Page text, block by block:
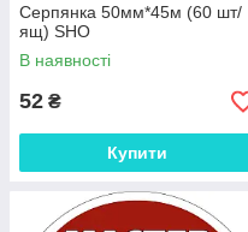
Серпянка 50мм*45м (60 шт/
ящ) SHO
В наявності
52 ₴
Купити